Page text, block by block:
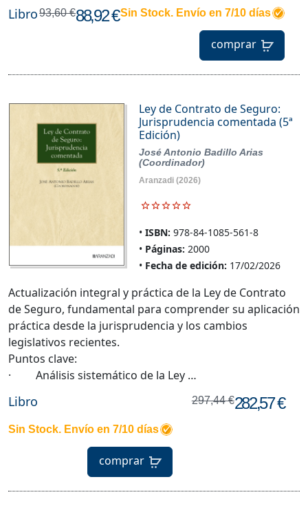
Libro93,60 €88,92 €Sin Stock. Envío en 7/10 días
comprar
Ley de Contrato de Seguro:
Jurisprudencia comentada (5ª
Edición)
José Antonio Badillo Arias
(Coordinador)
Aranzadi(2026)
ISBN: 978-84-1085-561-8
Páginas: 2000
Fecha de edición: 17/02/2026
Libro 297,44 €282,57 €
Sin Stock. Envío en 7/10 días
comprar
Actualización integral y práctica de la Ley de Contrato
de Seguro, fundamental para comprender su aplicación
práctica desde la jurisprudencia y los cambios
legislativos recientes.
Puntos clave:
· Análisis sistemático de la Ley …